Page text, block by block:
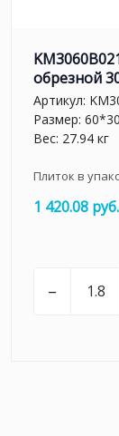
обрезной
Артикул:
Размер:
Вес: 27.94 кг
Плиток в
1 420.08
–